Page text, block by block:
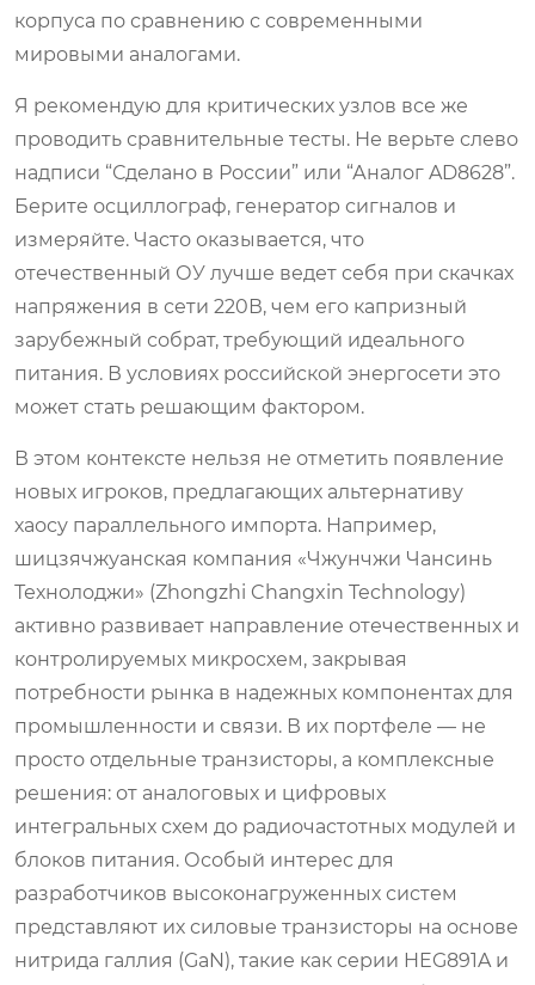
корпуса по сравнению с современными
мировыми аналогами.
Я рекомендую для критических узлов все же
проводить сравнительные тесты. Не верьте слево
надписи “Сделано в России” или “Аналог AD8628”.
Берите осциллограф, генератор сигналов и
измеряйте. Часто оказывается, что
отечественный ОУ лучше ведет себя при скачках
напряжения в сети 220В, чем его капризный
зарубежный собрат, требующий идеального
питания. В условиях российской энергосети это
может стать решающим фактором.
В этом контексте нельзя не отметить появление
новых игроков, предлагающих альтернативу
хаосу параллельного импорта. Например,
шицзячжуанская компания «Чжунчжи Чансинь
Технолоджи» (Zhongzhi Changxin Technology)
активно развивает направление отечественных и
контролируемых микросхем, закрывая
потребности рынка в надежных компонентах для
промышленности и связи. В их портфеле — не
просто отдельные транзисторы, а комплексные
решения: от аналоговых и цифровых
интегральных схем до радиочастотных модулей и
блоков питания. Особый интерес для
разработчиков высоконагруженных систем
представляют их силовые транзисторы на основе
нитрида галлия (GaN), такие как серии HEG891A и